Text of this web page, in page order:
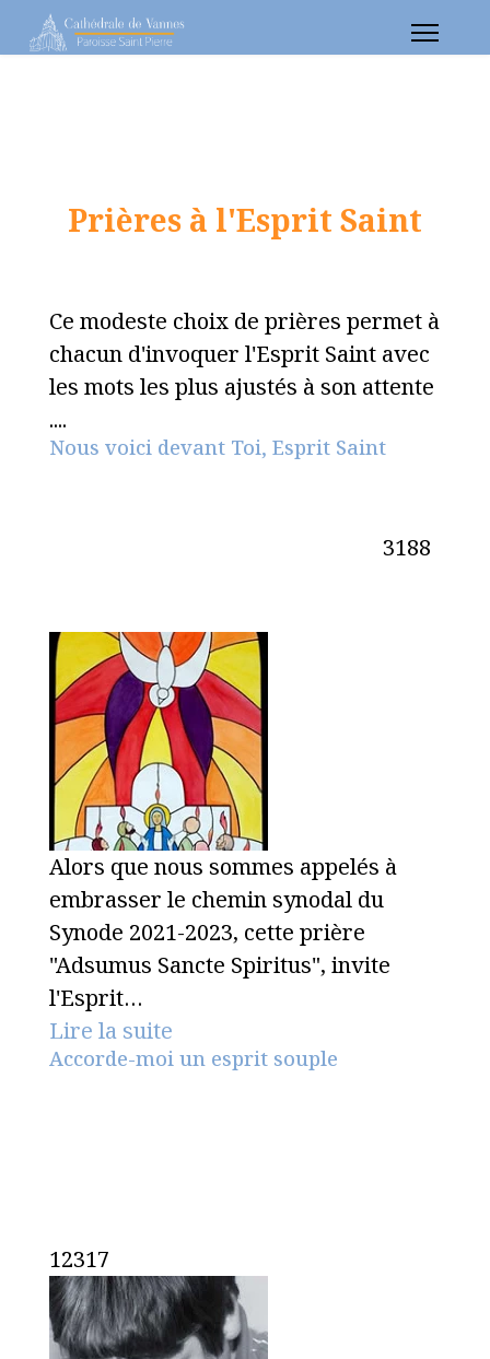
Prières à l'Esprit Saint
Ce modeste choix de prières permet à
chacun d'invoquer l'Esprit Saint avec
les mots les plus ajustés à son attente
....
Nous voici devant Toi, Esprit Saint
3188
Alors que nous sommes appelés à
embrasser le chemin synodal du
Synode 2021-2023, cette prière
"Adsumus Sancte Spiritus", invite
l'Esprit…
Lire la suite
Accorde-moi un esprit souple
12317